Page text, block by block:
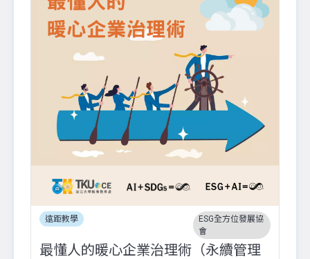
遠距教學
ESG全方位發展協
會
最懂人的暖心企業治理術（永續管理